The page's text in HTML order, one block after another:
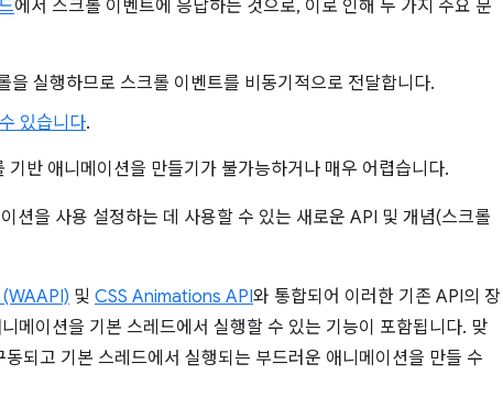
에서 스크롤 이벤트에 응답하는 것으로, 이로 인해 두 가지 주요 문
을 실행하므로 스크롤 이벤트를 비동기적으로 전달합니다.
있습니다.
반 애니메이션을 만들기가 불가능하거나 매우 어렵습니다.
션을 사용 설정하는 데 사용할 수 있는 새로운 API 및 개념(스크롤
및 CSS Animations API와 통합되어 이러한 기존 API의 장
메이션을 기본 스레드에서 실행할 수 있는 기능이 포함됩니다. 맞
되고 기본 스레드에서 실행되는 부드러운 애니메이션을 만들 수